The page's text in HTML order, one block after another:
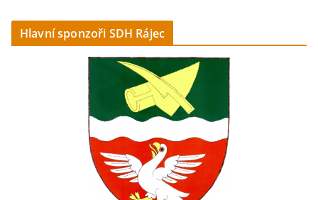
Hlavní sponzoři SDH Rájec